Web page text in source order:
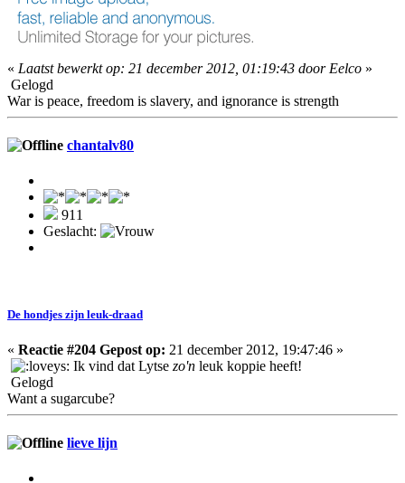
« Laatst bewerkt op: 21 december 2012, 01:19:43 door Eelco »
Gelogd
War is peace, freedom is slavery, and ignorance is strength
chantalv80
911
Geslacht:
De hondjes zijn leuk-draad
« Reactie #204 Gepost op: 21 december 2012, 19:47:46 »
Ik vind dat Lytse zo'n leuk koppie heeft!
Gelogd
Want a sugarcube?
lieve lijn